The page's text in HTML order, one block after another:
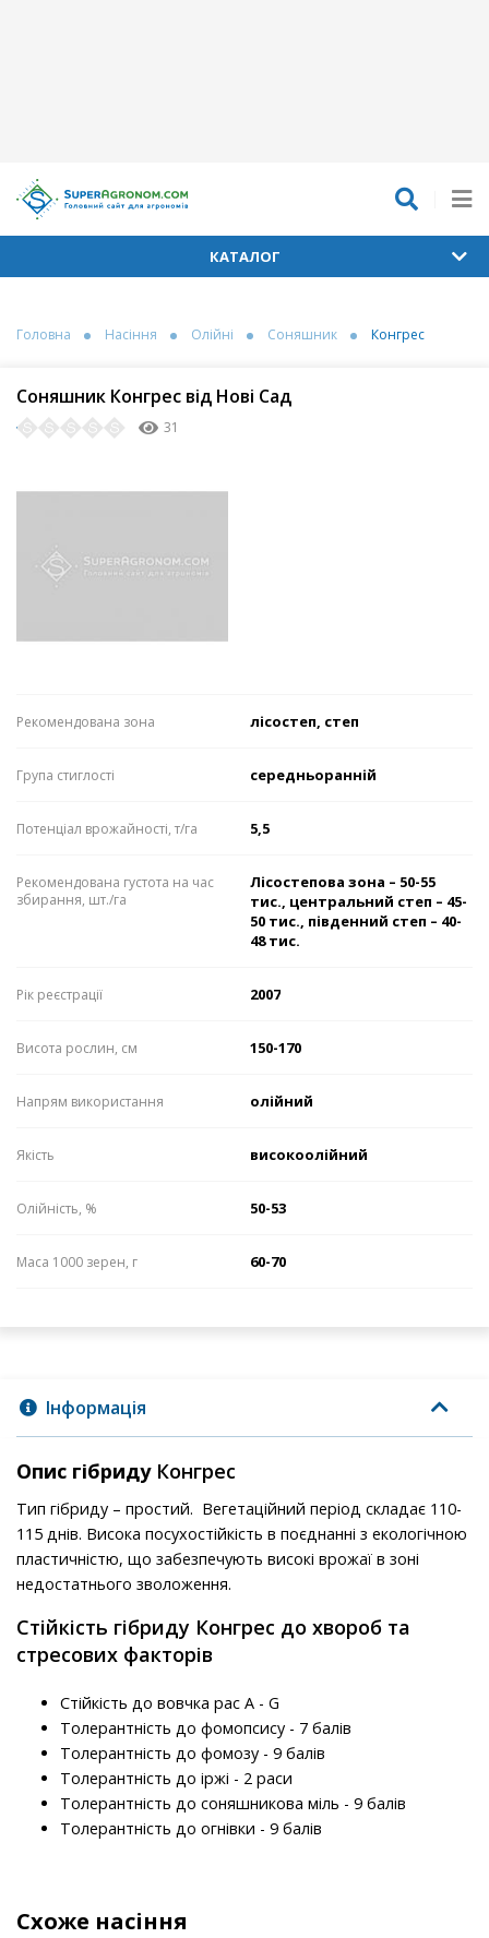
КАТАЛОГ
Головна Насіння Олійні Соняшник Конгрес
Соняшник Конгрес від Нові Сад
31
Рекомендована зона лісостеп, степ
Група стиглості середньоранній
Потенціал врожайності, т/га 5,5
Рекомендована густота на час
збирання, шт./га
Лісостепова зона – 50-55
тис., центральний степ – 45-
50 тис., південний степ – 40-
48 тис.
Рік реєстрації 2007
Висота рослин, см 150-170
Напрям використання олійний
Якість високоолійний
Олійність, % 50-53
Маса 1000 зерен, г 60-70
Інформація
Опис гібриду Конгрес
Тип гібриду – простий. Вегетаційний період складає 110-
115 днів. Висока посухостійкість в поєднанні з екологічною
пластичністю, що забезпечують високі врожаї в зоні
недостатнього зволоження.
Стійкість гібриду Конгрес до хвороб та
стресових факторів
Стійкість до вовчка рас A - G
Толерантність до фомопсису - 7 балів
Толерантність до фомозу - 9 балів
Толерантність до іржі - 2 раси
Толерантність до соняшникова міль - 9 балів
Толерантність до огнівки - 9 балів
Схоже насіння